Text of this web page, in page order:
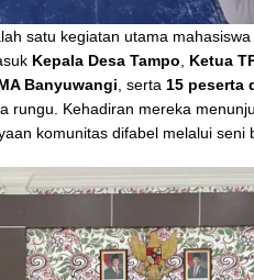
satu kegiatan utama
Kepala Desa Tampo Ketua
Banyuwangi , serta 15 peserta
rungu. Kehadiran mereka
komunitas difabel melalui seni